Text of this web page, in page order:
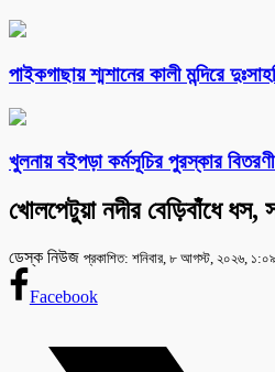
পাইকগাছায় শ্মশানের কালী মন্দিরে
খুলনায় বইপড়া কর্মসূচির পুরস্কার
খোলপেটুয়া নদীর বেড়িবাঁধে
ডেস্ক নিউজ প্রকাশিত: শনিবার, ৮ আগস্ট, ২০২৬, ১:০৯
Facebook